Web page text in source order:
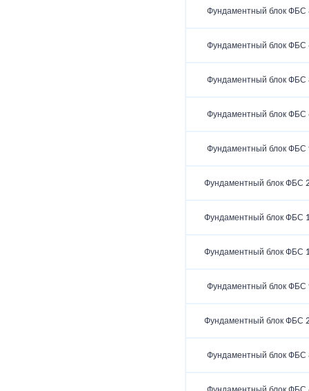
Фундаментный блок ФБС
Фундаментный блок ФБС
Фундаментный блок ФБС
Фундаментный блок ФБС
Фундаментный блок ФБС
Фундаментный блок ФБС
Фундаментный блок ФБС
Фундаментный блок ФБС
Фундаментный блок ФБС
Фундаментный блок ФБС
Фундаментный блок ФБС